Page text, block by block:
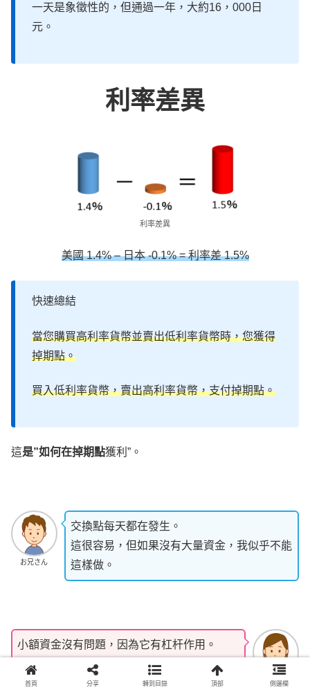
一天是象徵性的，但通過一年，大約16，000日
元。
利率差異
利率差異
美國 1.4% – 日本 -0.1% = 利率差 1.5%
快速總結
當您購買高利率貨幣並賣出低利率貨幣時，您獲得
掉期點。
買入低利率貨幣，賣出高利率貨幣，支付掉期點。
這是”如何在掉期點獲利”。
お兄さん
交換點每天都在發生。
這很容易，但如果沒有大量資金，我似乎不能
這樣做。
お姉さん
小額資金沒有問題，因為它有杠杆作用。
更何況，你不需要整天持有它，你應該持有它
的時間，當交換點發生。
首頁 分享 轉到目錄 頂部 側邊欄